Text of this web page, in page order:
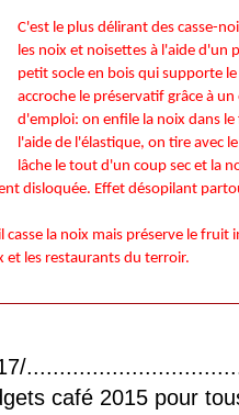
C'est le plus délirant des casse-
les noix et noisettes à l'aide d'un
petit socle en bois qui supporte
accroche le préservatif grâce à
d'emploi: on enfile la noix dans
l'aide de l'élastique, on tire avec
lâche le tout d'un coup sec et la
disloquée. Effet désopilant
casse la noix mais préserve le
et les restaurants du terroir.
café 2015 pour